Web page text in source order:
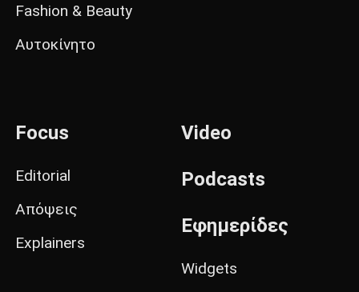
Fashion & Beauty
Αυτοκίνητο
Focus
Editorial
Απόψεις
Explainers
Video
Podcasts
Εφημερίδες
Widgets